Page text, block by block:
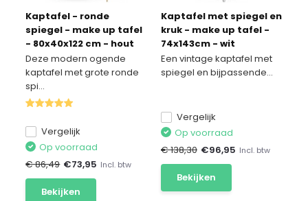
Kaptafel - ronde
spiegel - make up tafel
- 80x40x122 cm - hout
Deze modern ogende
kaptafel met grote ronde
spi...
Vergelijk
Op voorraad
€ 86,49 €73,95 Incl. btw
Bekijken
Kaptafel met spiegel en
kruk - make up tafel -
74x143cm - wit
Een vintage kaptafel met
spiegel en bijpassende...
Vergelijk
Op voorraad
€ 138,30 €96,95 Incl. btw
Bekijken